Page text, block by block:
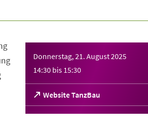
Donnerstag, 21. August 2025
14:30 bis 15:30
Website TanzBau
(Öffnet
in
einem